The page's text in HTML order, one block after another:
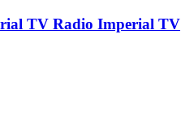
Radio Imperial TV